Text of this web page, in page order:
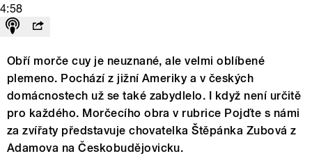
4:58
Obří morče cuy je neuznané, ale velmi oblíbené
plemeno. Pochází z jižní Ameriky a v českých
domácnostech už se také zabydlelo. I když není určitě
pro každého. Morčecího obra v rubrice Pojďte s námi
za zvířaty představuje chovatelka Štěpánka Zubová z
Adamova na Českobudějovicku.